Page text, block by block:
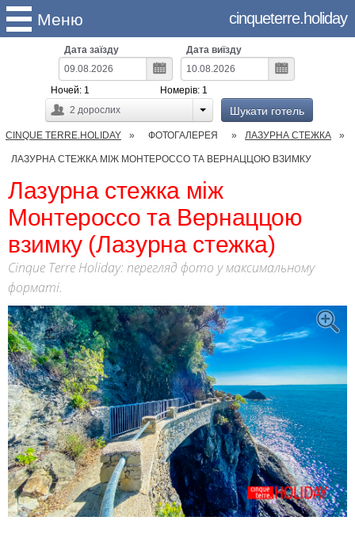
Меню cinqueterre.holiday
Дата заїзду Дата виїзду
2 дорослих
Ночей: 1 Номерів: 1
Шукати готель
CINQUE TERRE.HOLIDAY ФОТОГАЛЕРЕЯ ЛАЗУРНА СТЕЖКА
ЛАЗУРНА СТЕЖКА МІЖ МОНТЕРОССО ТА ВЕРНАЦЦОЮ ВЗИМКУ
Лазурна стежка між
Монтероссо та Вернаццою
взимку (Лазурна стежка)
Cinque Terre Holiday: перегляд фото у максимальному
форматі.